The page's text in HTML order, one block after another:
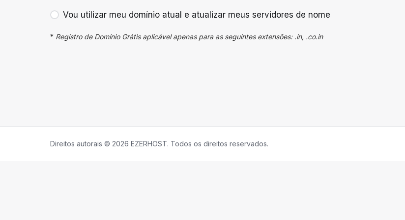
Vou utilizar meu domínio atual e atualizar meus servidores de nome
* Registro de Domínio Grátis aplicável apenas para as seguintes extensões: .in, .co.in
Direitos autorais © 2026 EZERHOST. Todos os direitos reservados.